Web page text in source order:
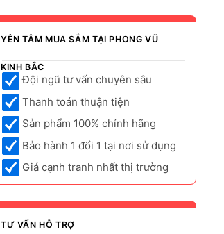
YÊN TÂM MUA SẮM TẠI PHONG VŨ
KINH BẮC
Đội ngũ tư vấn chuyên sâu
Thanh toán thuận tiện
Sản phẩm 100% chính hãng
Bảo hành 1 đổi 1 tại nơi sử dụng
Giá cạnh tranh nhất thị trường
TƯ VẤN HỖ TRỢ